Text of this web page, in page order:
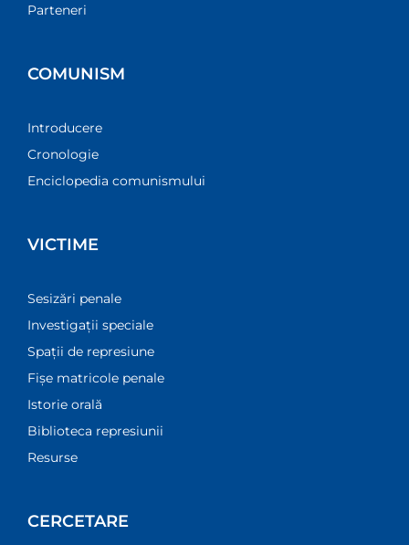
Parteneri
COMUNISM
Introducere
Cronologie
Enciclopedia comunismului
VICTIME
Sesizări penale
Investigații speciale
Spații de represiune
Fișe matricole penale
Istorie orală
Biblioteca represiunii
Resurse
CERCETARE